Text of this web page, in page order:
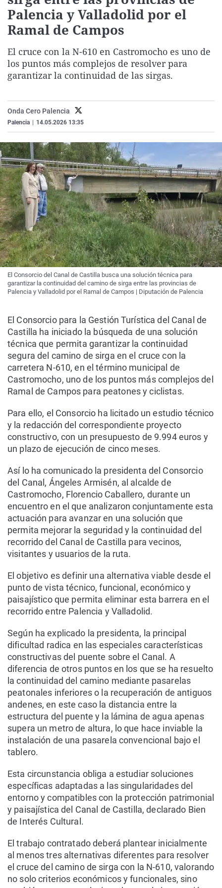
La rosa de los vientos
Gente viajera
Retornados
Operación Viuda
Extremadura
Galicia
Navarra
País Vasco
Televisión
Palencia y Valladolid por el
Ramal de Campos
El cruce con la N-610 en Castromocho es uno de
los puntos más complejos de resolver para
garantizar la continuidad de las sirgas.
Onda Cero Palencia
Palencia 14.05.2026 13:35
El Consorcio del Canal de Castilla busca una solución técnica para
garantizar la continuidad del camino de sirga entre las provincias de
Palencia y Valladolid por el Ramal de Campos | Diputación de Palencia
El Consorcio para la Gestión Turística del Canal de
Castilla ha iniciado la búsqueda de una solución
técnica que permita garantizar la continuidad
segura del camino de sirga en el cruce con la
carretera N-610, en el término municipal de
Castromocho, uno de los puntos más complejos del
Ramal de Campos para peatones y ciclistas.
Para ello, el Consorcio ha licitado un estudio técnico
y la redacción del correspondiente proyecto
constructivo, con un presupuesto de 9.994 euros y
un plazo de ejecución de cinco meses.
Así lo ha comunicado la presidenta del Consorcio
del Canal, Ángeles Armisén, al alcalde de
Castromocho, Florencio Caballero, durante un
encuentro en el que analizaron conjuntamente esta
actuación para avanzar en una solución que
permita mejorar la seguridad y la continuidad del
recorrido del Canal de Castilla para vecinos,
visitantes y usuarios de la ruta.
El objetivo es definir una alternativa viable desde el
punto de vista técnico, funcional, económico y
paisajístico que permita eliminar esta barrera en el
recorrido entre Palencia y Valladolid.
Según ha explicado la presidenta, la principal
dificultad radica en las especiales características
constructivas del puente sobre el Canal. A
diferencia de otros puntos en los que se ha resuelto
la continuidad del camino mediante pasarelas
peatonales inferiores o la recuperación de antiguos
andenes, en este caso la distancia entre la
estructura del puente y la lámina de agua apenas
supera un metro de altura, lo que hace inviable la
instalación de una pasarela convencional bajo el
tablero.
Esta circunstancia obliga a estudiar soluciones
específicas adaptadas a las singularidades del
entorno y compatibles con la protección patrimonial
y paisajística del Canal de Castilla, declarado Bien
de Interés Cultural.
El trabajo contratado deberá plantear inicialmente
al menos tres alternativas diferentes para resolver
el cruce del camino de sirga con la N-610, valorando
no solo criterios económicos y funcionales, sino